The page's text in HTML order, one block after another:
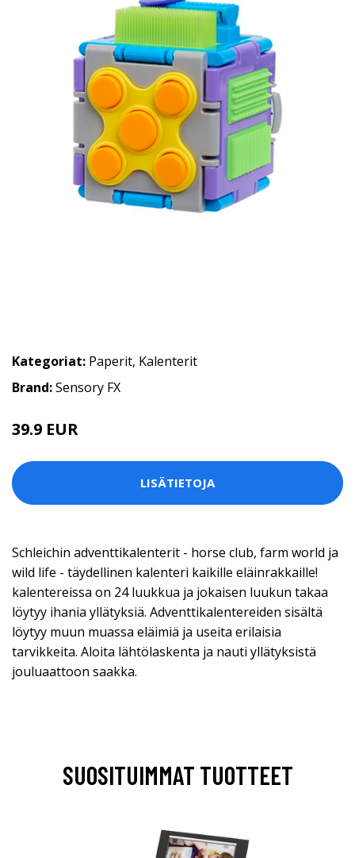
Kategoriat: Paperit, Kalenterit
Brand:Sensory FX
39.9 EUR
LISÄTIETOJA
Schleichin adventtikalenterit - horse club, farm world ja
wild life - täydellinen kalenteri kaikille eläinrakkaille!
kalentereissa on 24 luukkua ja jokaisen luukun takaa
löytyy ihania yllätyksiä. Adventtikalentereiden sisältä
löytyy muun muassa eläimiä ja useita erilaisia
tarvikkeita. Aloita lähtölaskenta ja nauti yllätyksistä
jouluaattoon saakka.
SUOSITUIMMAT TUOTTEET